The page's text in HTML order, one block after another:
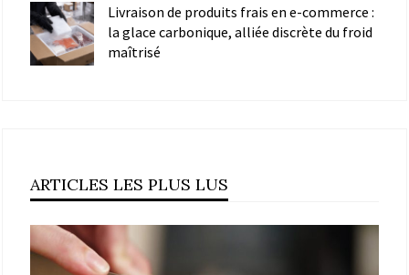
Livraison de produits frais en e-commerce :
la glace carbonique, alliée discrète du froid
maîtrisé
ARTICLES LES PLUS LUS